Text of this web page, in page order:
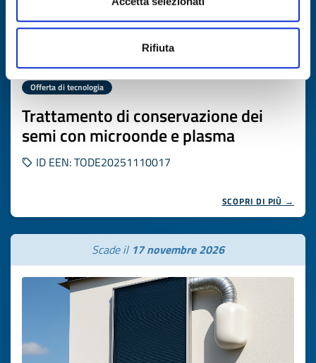
Rifiuta
Offerta di tecnologia
Trattamento di conservazione dei
semi con microonde e plasma
ID EEN: TODE20251110017
SCOPRI DI PIÙ →
Scade il 17 novembre 2026